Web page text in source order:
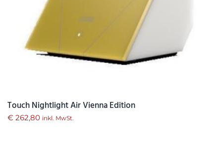
Touch Nightlight Air Vienna Edition
€ 262,80 inkl. MwSt.